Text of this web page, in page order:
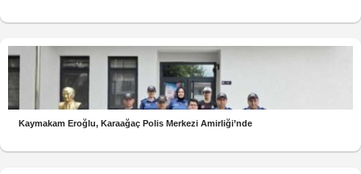
Kaymakam Eroğlu, Karaağaç Polis Merkezi Amirliği’nde